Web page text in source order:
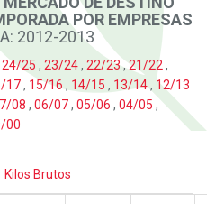
POR EMPRESAS
2012-2013
24/25 , 23/24, 22/23,21/22 ,
17, 15/16 , 14/15 , 13/14, 12/13
08 , 06/07, 05/06 , 04/05 ,
00
Kilos Brutos